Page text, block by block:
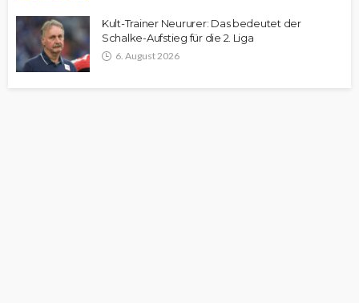
Kult-Trainer Neururer: Das bedeutet der
Schalke-Aufstieg für die 2. Liga
6. August 2026